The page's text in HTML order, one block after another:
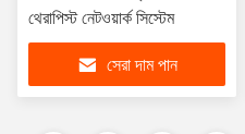
থেরাপিস্ট নেটওয়ার্ক সিস্টেম
সেরা দাম পান